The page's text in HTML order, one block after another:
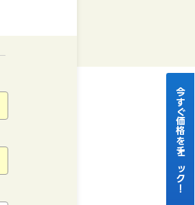
今すぐ価格をチェック！